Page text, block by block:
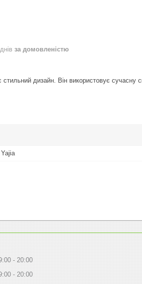
за домовленістю
дизайн. Він використовує сучасну
Yajia
20:00
20:00